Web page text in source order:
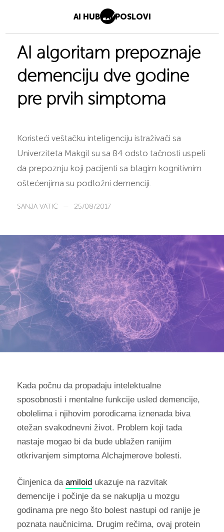
AI HUB AI POSLOVI
AI algoritam prepoznaje
demenciju dve godine
pre prvih simptoma
Koristeći veštačku inteligenciju istraživači sa
Univerziteta Makgil su sa 84 odsto tačnosti uspeli
da prepoznju koji pacijenti sa blagim kognitivnim
oštećenjima su podložni demenciji.
SANJA VATIĆ — 25/08/2017
Kada počnu da propadaju intelektualne
sposobnosti i mentalne funkcije usled demencije,
obolelima i njihovim porodicama iznenada biva
otežan svakodnevni život. Problem koji tada
nastaje mogao bi da bude ublažen ranijim
otkrivanjem simptoma Alchajmerove bolesti.
Činjenica da amiloid ukazuje na razvitak
demencije i počinje da se nakuplja u mozgu
godinama pre nego što bolest nastupi od ranije je
poznata naučnicima. Drugim rečima, ovaj protein